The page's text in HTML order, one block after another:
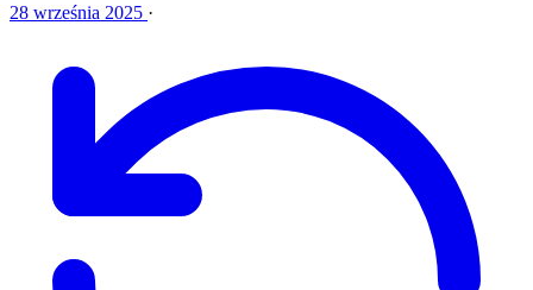
28 września 2025 ·